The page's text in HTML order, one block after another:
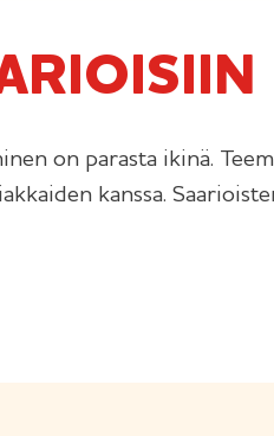
on parasta ikinä.
kanssa.